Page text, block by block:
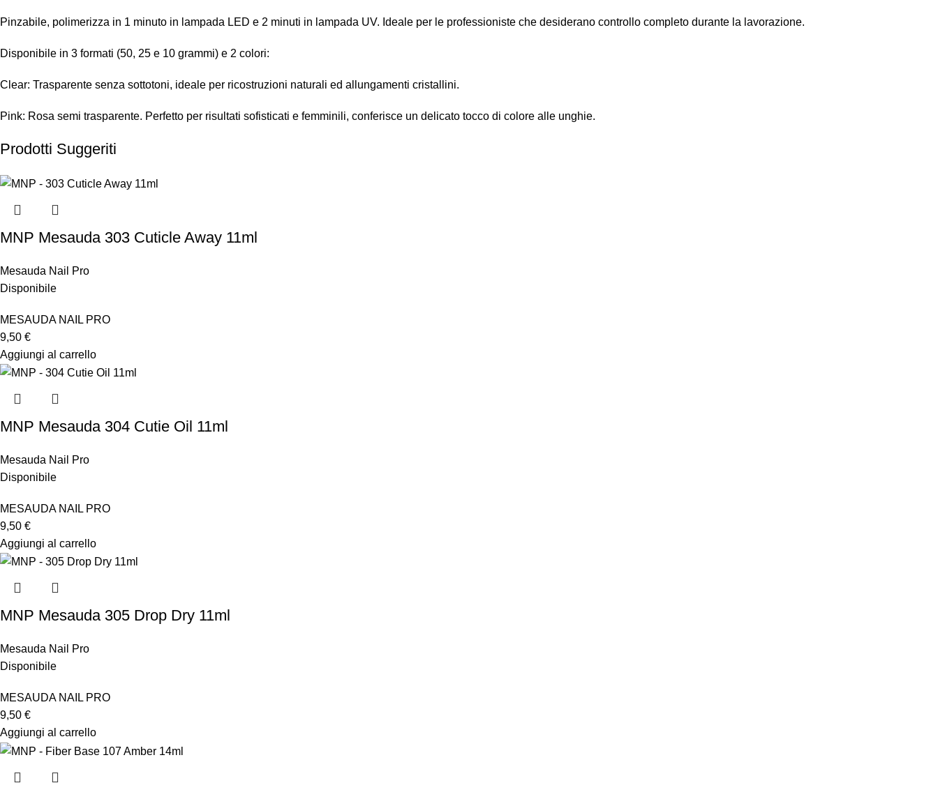
Pinzabile, polimerizza in 1 minuto in lampada LED e 2 minuti in lampada UV. Ideale per le professioniste che desiderano controllo completo durante la lavorazione.
Disponibile in 3 formati (50, 25 e 10 grammi) e 2 colori:
Clear: Trasparente senza sottotoni, ideale per ricostruzioni naturali ed allungamenti cristallini.
Pink: Rosa semi trasparente. Perfetto per risultati sofisticati e femminili, conferisce un delicato tocco di colore alle unghie.
Prodotti Suggeriti
MNP Mesauda 303 Cuticle Away 11ml
Mesauda Nail Pro
Disponibile
MESAUDA NAIL PRO
9,50 €
Aggiungi al carrello
MNP Mesauda 304 Cutie Oil 11ml
Mesauda Nail Pro
Disponibile
MESAUDA NAIL PRO
9,50 €
Aggiungi al carrello
MNP Mesauda 305 Drop Dry 11ml
Mesauda Nail Pro
Disponibile
MESAUDA NAIL PRO
9,50 €
Aggiungi al carrello